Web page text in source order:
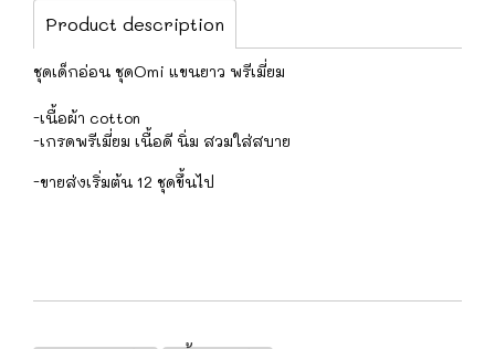
Product description
ชุดเด็กอ่อน ชุดOmi แขนยาว พรีเมี่ยม
-เนื้อผ้า cotton
-เกรดพรีเมี่ยม เนื้อดี นิ่ม สวมใส่สบาย
-ขายส่งเริ่มต้น 12 ชุดขึ้นไป